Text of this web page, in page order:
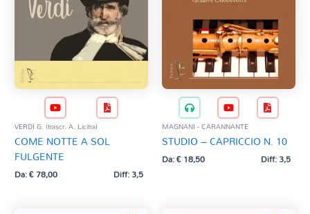
VERDI G. (trascr. A. Licitra)
COME NOTTE A SOL
FULGENTE
Da:€78,00 Diff: 3,5
MAGNANI - CARANNANTE
STUDIO – CAPRICCIO N. 10
Da:€18,50 Diff: 3,5